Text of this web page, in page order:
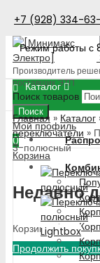
+7 (928) 334-
Режим работы с
Производитель
поставщик ЭТП
Поиск товаров
Поиск
Мой профиль
0
Корзина
Недавно
Корзина пуста!
Продолжить
Каталог
Главная » Каталог
переключатели »
3-полюсный
Lightbox